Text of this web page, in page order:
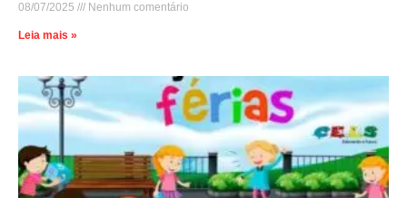
08/07/2025 Nenhum comentário
Leia mais »